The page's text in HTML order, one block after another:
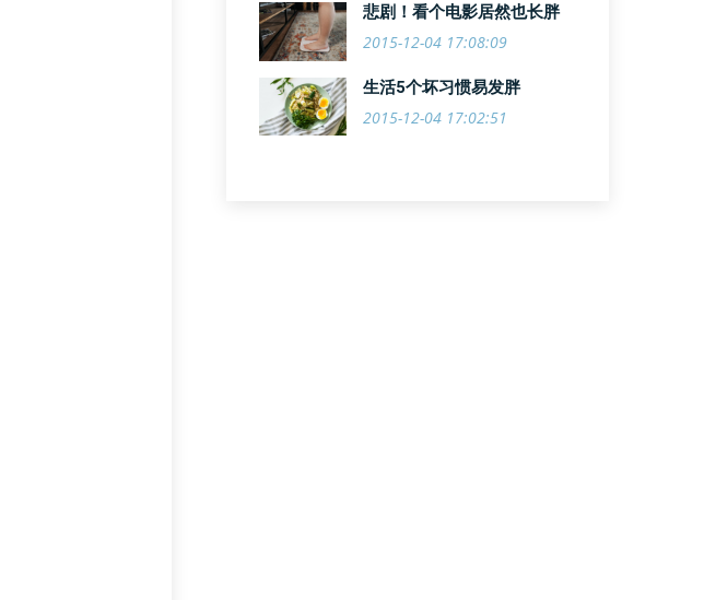
悲剧！看个电影居然也长胖
2015-12-04 17:08:09
生活5个坏习惯易发胖
2015-12-04 17:02:51